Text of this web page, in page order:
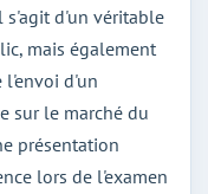
s'agit d'un véritable
mais également
l'envoi d'un
sur le marché du
présentation
lors de l'examen